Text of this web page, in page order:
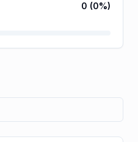
0 (0%)